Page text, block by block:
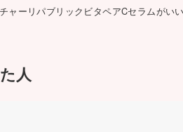
ャーリパブリックビタペアCセラムがい
人